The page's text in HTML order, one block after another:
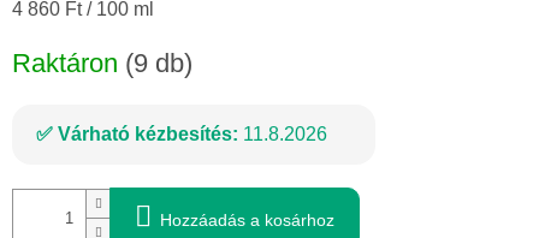
Egységár:
4 860 Ft / 100 ml
Raktáron (9 db)
Várható kézbesítés: 11.8.2026
Hozzáadás a kosárhoz